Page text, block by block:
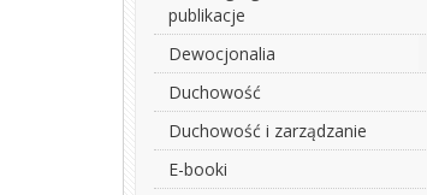
publikacje
Dewocjonalia
Duchowość
Duchowość i zarządzanie
E-booki